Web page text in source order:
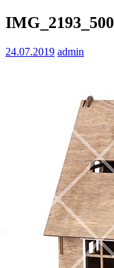
IMG_2193_500
24.07.2019 admin